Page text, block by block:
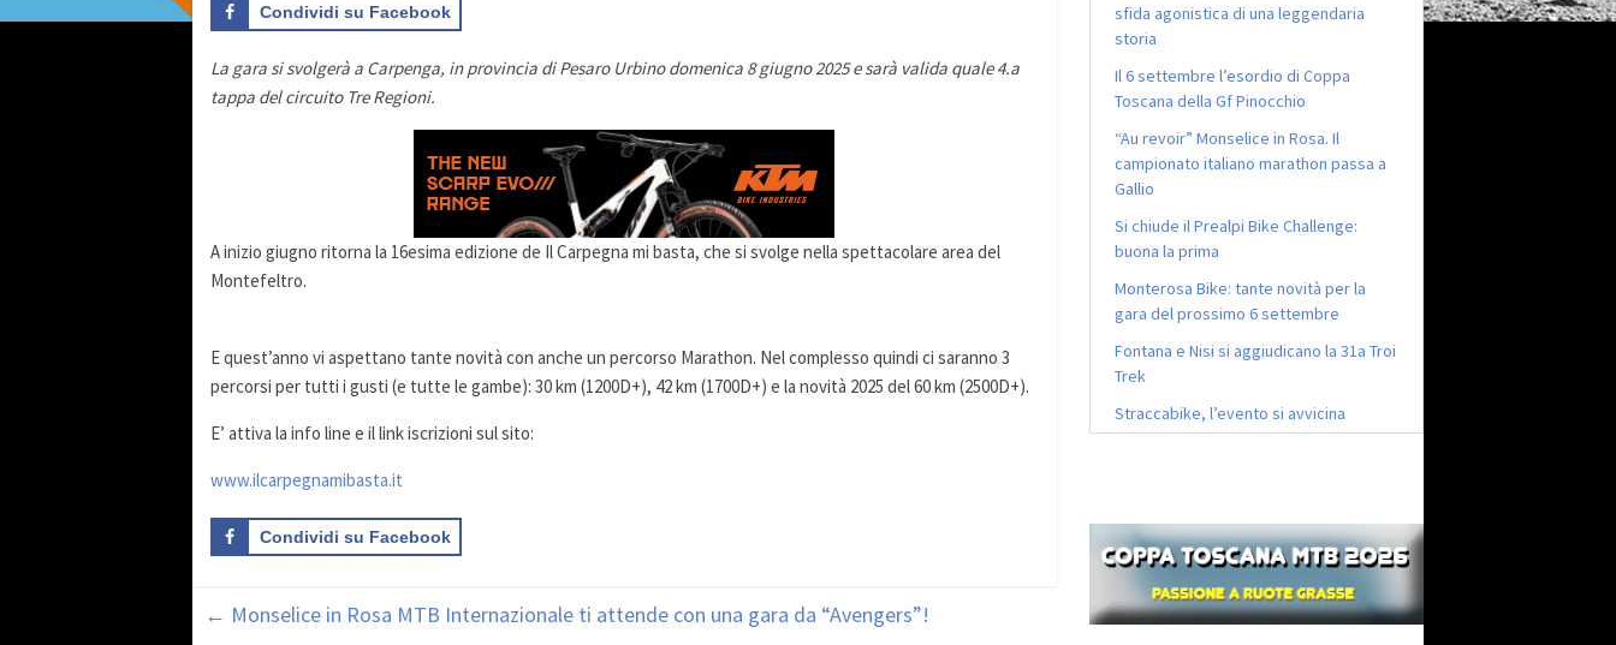
Condividi su Facebook
La gara si svolgerà a Carpenga, in provincia di Pesaro Urbino domenica 8 giugno 2025 e sarà valida quale 4.a
tappa del circuito Tre Regioni.
A inizio giugno ritorna la 16esima edizione de Il Carpegna mi basta, che si svolge nella spettacolare area del
Montefeltro.
E quest’anno vi aspettano tante novità con anche un percorso Marathon. Nel complesso quindi ci saranno 3
percorsi per tutti i gusti (e tutte le gambe): 30 km (1200D+), 42 km (1700D+) e la novità 2025 del 60 km (2500D+).
E’ attiva la info line e il link iscrizioni sul sito:
www.ilcarpegnamibasta.it
Condividi su Facebook
← Monselice in Rosa MTB Internazionale ti attende con una gara da “Avengers”!
sfida agonistica di una leggendaria
storia
Il 6 settembre l’esordio di Coppa
Toscana della Gf Pinocchio
“Au revoir” Monselice in Rosa. Il
campionato italiano marathon passa a
Gallio
Si chiude il Prealpi Bike Challenge:
buona la prima
Monterosa Bike: tante novità per la
gara del prossimo 6 settembre
Fontana e Nisi si aggiudicano la 31a Troi
Trek
Straccabike, l’evento si avvicina